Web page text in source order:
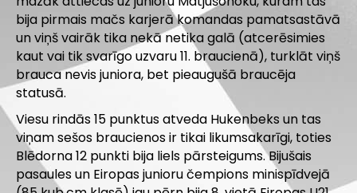
bija pirmais mačs karjerā komandas pamatsastāvā
un viņš vairāk tika nekā netika galā (atcerēsimies
kaut vai tik svarīgo uzvaru 11. braucienā), turklāt viņš
brauca nevis juniora, bet pieaugušā braucēja
statusā.
Viesu rindās 15 punktus atveda Hukenbeks un tas
viņam sešos braucienos ir tikai likumsakarīgi, toties
Blēdorna 12 punkti bija liels pārsteigums. Bijušais
pasaules un Eiropas junioru čempions minispīdvejā